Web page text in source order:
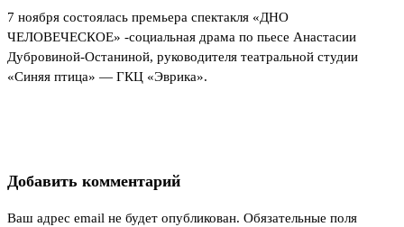
7 ноября состоялась премьера спектакля «ДНО
ЧЕЛОВЕЧЕСКОЕ» -социальная драма по пьесе Анастасии
Дубровиной-Останиной, руководителя театральной студии
«Синяя птица» — ГКЦ «Эврика».
Добавить комментарий
Ваш адрес email не будет опубликован. Обязательные поля